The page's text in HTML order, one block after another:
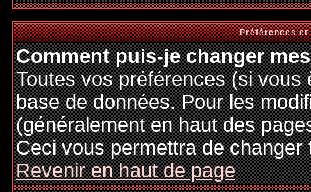
Préférences
Comment puis-je changer
Toutes vos préférences (si
base de données. Pour les
(généralement en haut des
Ceci vous permettra de
Revenir en haut de page